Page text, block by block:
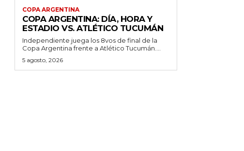
COPA ARGENTINA
COPA ARGENTINA: DÍA, HORA Y
ESTADIO VS. ATLÉTICO TUCUMÁN
Independiente juega los 8vos de final de la
Copa Argentina frente a Atlético Tucumán....
5 agosto, 2026